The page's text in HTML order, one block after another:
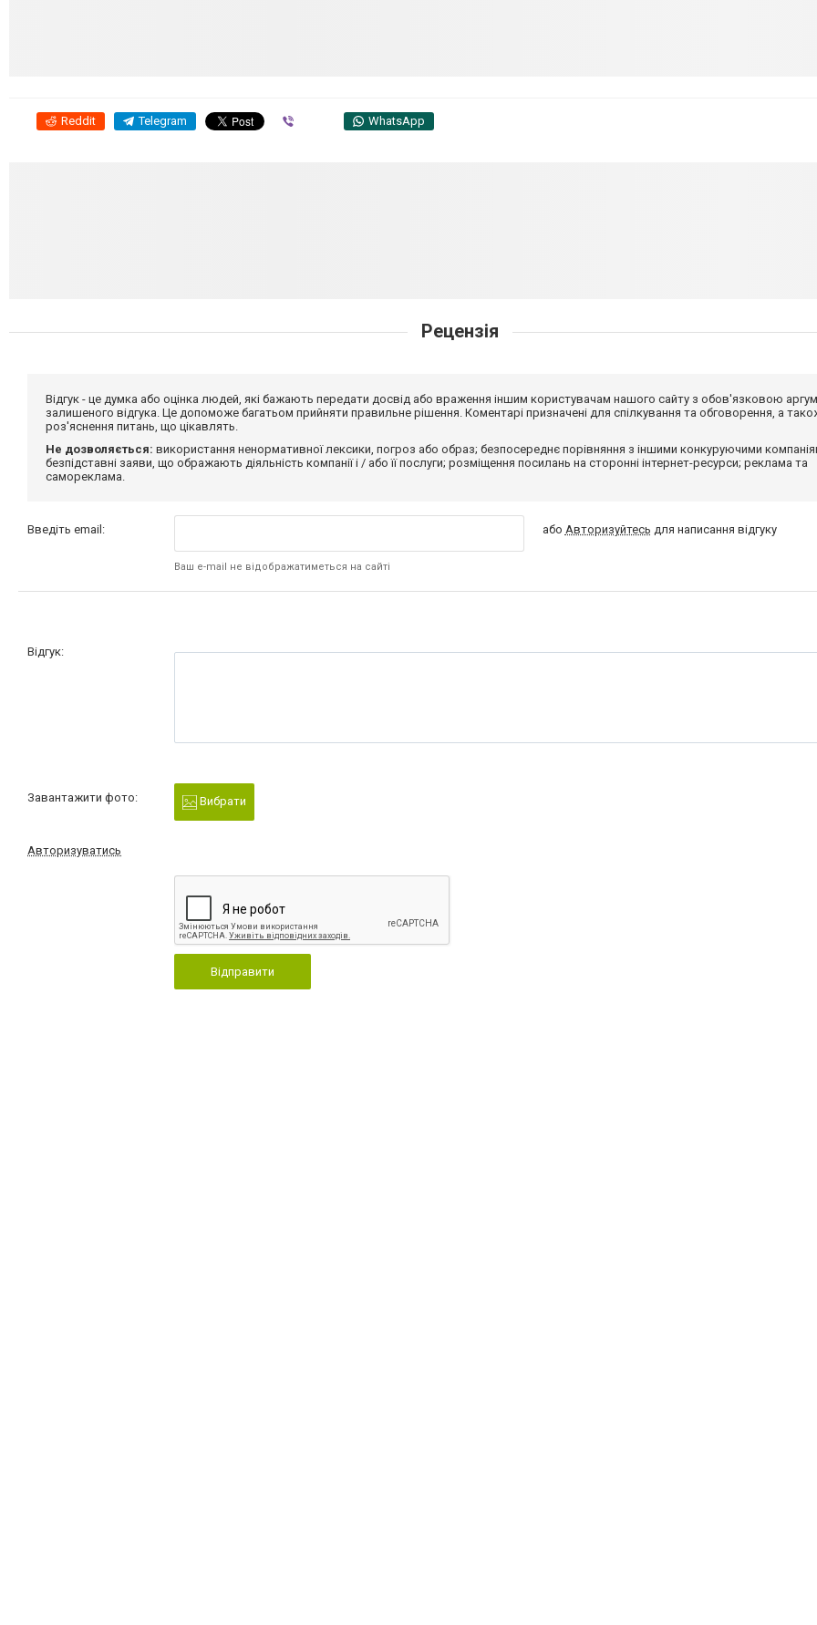
Reddit Telegram WhatsApp
Рецензія
Відгук - це думка або оцінка людей, які бажають передати досвід або враження іншим користувачам нашого сайту з обов'язковою
залишеного відгука. Це допоможе багатьом прийняти правильне рішення. Коментарі призначені для спілкування та обговорення, а
роз'яснення питань, що цікавлять.
Не дозволяється: використання ненормативної лексики, погроз або образ; безпосереднє порівняння з іншими конкуруючими
безпідставні заяви, що ображають діяльність компанії і / або її послуги; розміщення посилань на сторонні інтернет-ресурси; реклама та
самореклама.
Введіть email:
Ваш e-mail не відображатиметься на сайті
або Авторизуйтесь для написання відгуку
Відгук:
Завантажити фото: Вибрати
Авторизуватись
Відправити